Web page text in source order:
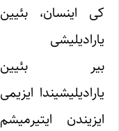
کی اینسان، بئیین
یارادیلیشی
بیر بئیین
یارادیلیشیندا ایزیمی
ایزیندن ایتیرمیشم